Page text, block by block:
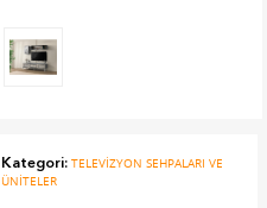
Kategori:TELEVİZYON SEHPALARI VE
ÜNİTELER